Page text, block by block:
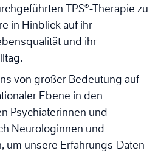
TPS®-Therapie zu
in Hinblick auf ihr
und ihr
von großer Bedeutung auf
Ebene in den
Psychiaterinnen und
Neurologinnen und
um unsere Erfahrungs-Daten